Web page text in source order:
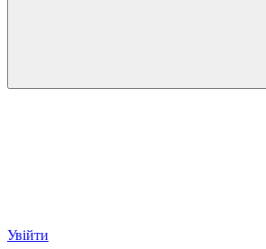
Увійти